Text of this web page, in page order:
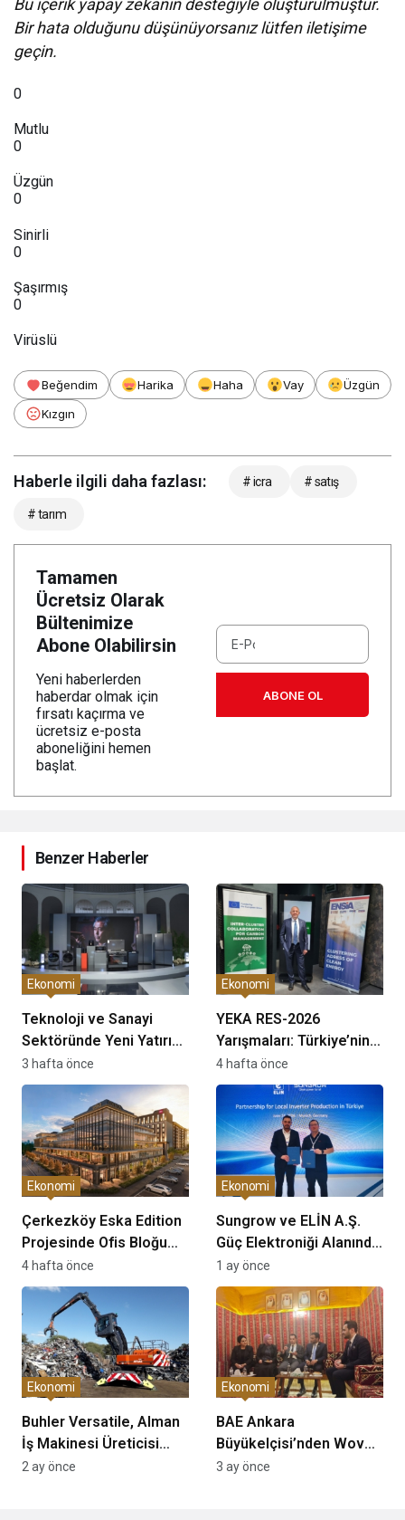
Bu içerik yapay zekanın desteğiyle oluşturulmuştur.
Bir hata olduğunu düşünüyorsanız lütfen iletişime
geçin.
0
Mutlu
0
Üzgün
0
Sinirli
0
Şaşırmış
0
Virüslü
Beğendim Harika Haha Vay
Üzgün
Kızgın
Haberle ilgili daha fazlası: # icra # satış
# tarım
Tamamen
Ücretsiz Olarak
Bültenimize
Abone Olabilirsin
Yeni haberlerden
haberdar olmak için
fırsatı kaçırma ve
ücretsiz e-posta
aboneliğini hemen
başlat.
ABONE OL
Benzer Haberler
Teknoloji ve Sanayi
Sektöründe Yeni Yatırım
Dönemi Başladı
Ekonomi
3 hafta önce
YEKA RES-2026
Yarışmaları: Türkiye’nin
Temiz Enerji Üretiminde
Stratejik Bir Fırsat
Olarak Değerlendiriliyor
Ekonomi
4 hafta önce
Çerkezköy Eska Edition
Projesinde Ofis Bloğu
Satış Süreci Başladı
Ekonomi
4 hafta önce
Sungrow ve ELİN A.Ş.
Güç Elektroniği Alanında
Stratejik İş Birliği
Protokolü İmzaladı
Ekonomi
1 ay önce
Buhler Versatile, Alman
İş Makinesi Üreticisi
ATLAS’ı Devralıyor mu?
Ekonomi
2 ay önce
BAE Ankara
Büyükelçisi’nden Woven
Global’e Özel Davet:
Ekonomi
3 ay önce